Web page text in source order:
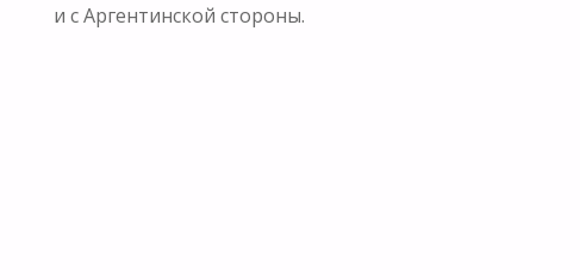
и с Аргентинской стороны.